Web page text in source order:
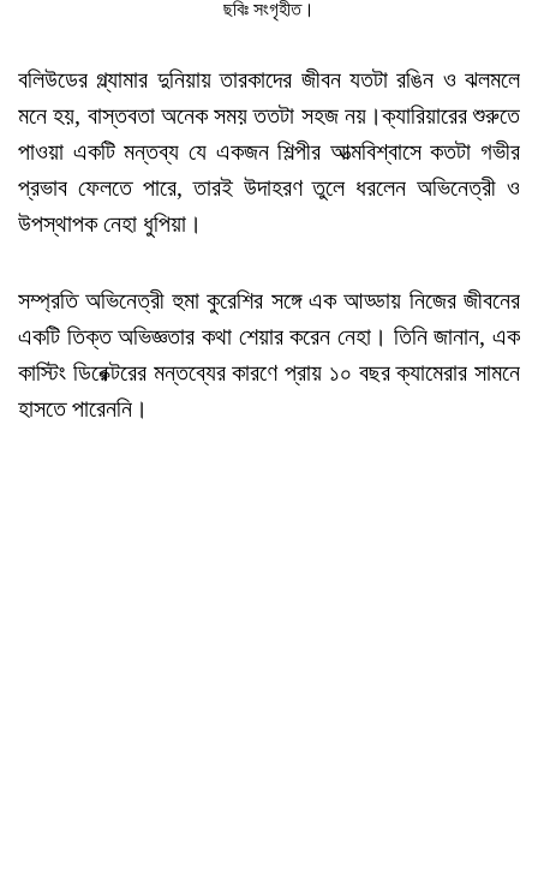
ছবিঃ সংগৃহীত।
বলিউডের গ্ল্যামার দুনিয়ায় তারকাদের জীবন যতটা রঙিন ও ঝলমলে
মনে হয়, বাস্তবতা অনেক সময় ততটা সহজ নয়।ক্যারিয়ারের শুরুতে
পাওয়া একটি মন্তব্য যে একজন শিল্পীর আত্মবিশ্বাসে কতটা গভীর
প্রভাব ফেলতে পারে, তারই উদাহরণ তুলে ধরলেন অভিনেত্রী ও
উপস্থাপক নেহা ধুপিয়া।
সম্প্রতি অভিনেত্রী হুমা কুরেশির সঙ্গে এক আড্ডায় নিজের জীবনের
একটি তিক্ত অভিজ্ঞতার কথা শেয়ার করেন নেহা। তিনি জানান, এক
কাস্টিং ডিরেক্টরের মন্তব্যের কারণে প্রায় ১০ বছর ক্যামেরার সামনে
হাসতে পারেননি।